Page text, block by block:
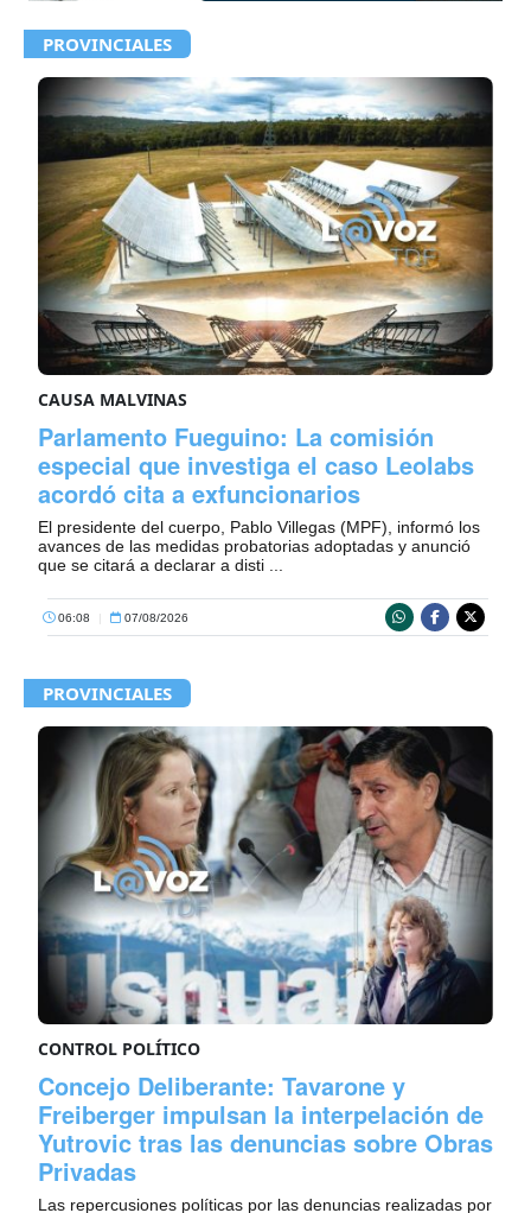
PROVINCIALES
CAUSA MALVINAS
Parlamento Fueguino: La comisión
especial que investiga el caso Leolabs
acordó cita a exfuncionarios
El presidente del cuerpo, Pablo Villegas (MPF), informó los
avances de las medidas probatorias adoptadas y anunció
que se citará a declarar a disti ...
06:08 | 07/08/2026
PROVINCIALES
CONTROL POLÍTICO
Concejo Deliberante: Tavarone y
Freiberger impulsan la interpelación de
Yutrovic tras las denuncias sobre Obras
Privadas
Las repercusiones políticas por las denuncias realizadas por